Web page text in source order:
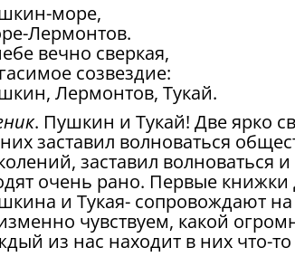
море,
Лермонтов.
вечно сверкая,
созвездие:
Лермонтов, Тукай.
. Пушкин и Тукай! Две ярко
заставил волноваться
заставил волноваться
очень рано. Первые книжки
и Тукая- сопровождают
чувствуем, какой
из нас находит в них что-